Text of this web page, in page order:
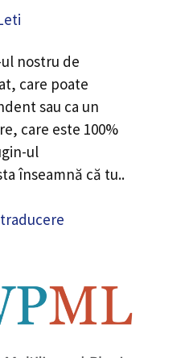
nostru de
care poate
sau ca un
care este 100%
ul
înseamnă că tu..